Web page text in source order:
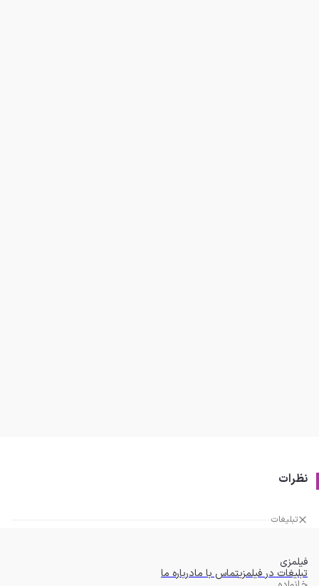
نظرات
تبلیغات
فیلمزی
تبلیغات در فیلمزیتماس با مادرباره ما